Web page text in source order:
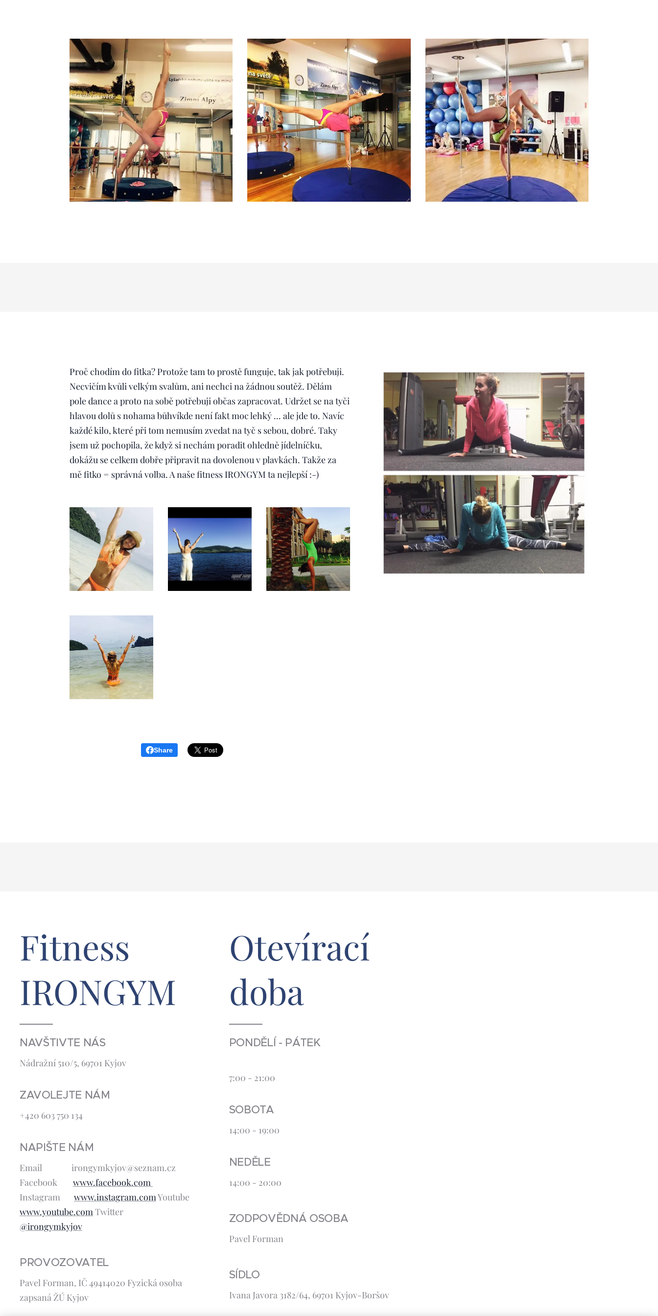
Proč chodím do fitka? Protože tam to prostě funguje, tak jak potřebuji.
Necvičím kvůli velkým svalům, ani nechci na žádnou soutěž. Dělám
pole dance a proto na sobě potřebuji občas zapracovat. Udržet se na tyči
hlavou dolů s nohama bůhvíkde není fakt moc lehký ... ale jde to. Navíc
každé kilo, které při tom nemusím zvedat na tyč s sebou, dobré. Taky
jsem už pochopila, že když si nechám poradit ohledně jídelníčku,
dokážu se celkem dobře připravit na dovolenou v plavkách. Takže za
mě fitko = správná volba. A naše fitness IRONGYM ta nejlepší :-)
Share
Fitness
IRONGYM
NAVŠTIVTE NÁS
Nádražní 510/5, 69701 Kyjov
ZAVOLEJTE NÁM
+420 603 750 134
NAPIŠTE NÁM
Email irongymkyjov@seznam.cz
Facebook www.facebook.com
Instagram www.instagram.comYoutube
www.youtube.comTwitter
@irongymkyjov
PROVOZOVATEL
Pavel Forman, IČ 49414020 Fyzická osoba
zapsaná ŽÚ Kyjov
Otevírací
doba
PONDĚLÍ - PÁTEK
7:00 - 21:00
SOBOTA
14:00 - 19:00
NEDĚLE
14:00 - 20:00
ZODPOVĚDNÁ OSOBA
Pavel Forman
SÍDLO
Ivana Javora 3182/64, 69701 Kyjov-Boršov